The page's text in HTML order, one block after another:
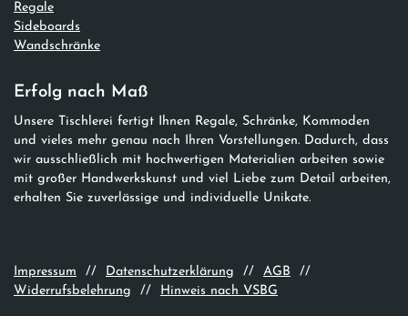
Regale
Sideboards
Wandschränke
Erfolg nach Maß
Unsere Tischlerei fertigt Ihnen Regale, Schränke, Kommoden
und vieles mehr genau nach Ihren Vorstellungen. Dadurch, dass
wir ausschließlich mit hochwertigen Materialien arbeiten sowie
mit großer Handwerkskunst und viel Liebe zum Detail arbeiten,
erhalten Sie zuverlässige und individuelle Unikate.
Impressum // Datenschutzerklärung // AGB //
Widerrufsbelehrung // Hinweis nach VSBG